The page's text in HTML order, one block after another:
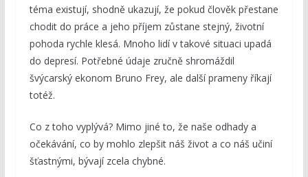
téma existují, shodně ukazují, že pokud člověk přestane
chodit do práce a jeho příjem zůstane stejný, životní
pohoda rychle klesá. Mnoho lidí v takové situaci upadá
do depresí. Potřebné údaje zručně shromáždil
švýcarský ekonom Bruno Frey, ale další prameny říkají
totéž.
Co z toho vyplývá? Mimo jiné to, že naše odhady a
očekávání, co by mohlo zlepšit náš život a co náš učiní
šťastnými, bývají zcela chybné.